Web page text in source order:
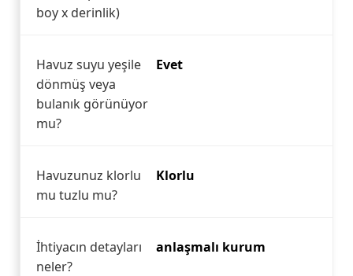
boy x derinlik)
Havuz suyu yeşile
dönmüş veya
bulanık görünüyor
mu?
Evet
Havuzunuz klorlu
mu tuzlu mu?
Klorlu
İhtiyacın detayları
neler?
anlaşmalı kurum